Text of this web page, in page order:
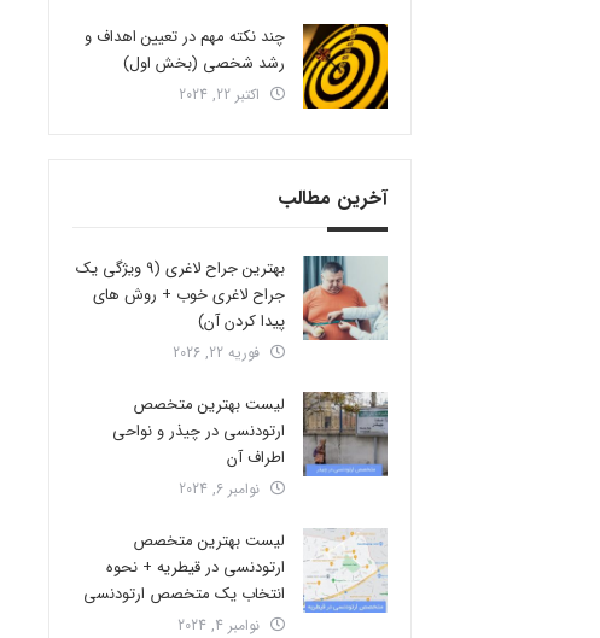
چند نکته مهم در تعیین اهداف و
رشد شخصی (بخش اول)
اکتبر 22, 2024
آخرین مطالب
بهترین جراح لاغری (9 ویژگی یک
جراح لاغری خوب + روش های
پیدا کردن آن)
فوریه 22, 2026
لیست بهترین متخصص
ارتودنسی در چیذر و نواحی
اطراف آن
نوامبر 6, 2024
لیست بهترین متخصص
ارتودنسی در قیطریه + نحوه
انتخاب یک متخصص ارتودنسی
نوامبر 4, 2024